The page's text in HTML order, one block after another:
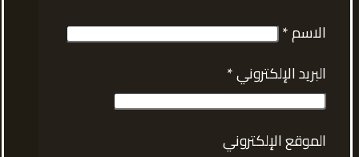
الاسم*
البريد الإلكتروني*
الموقع الإلكتروني